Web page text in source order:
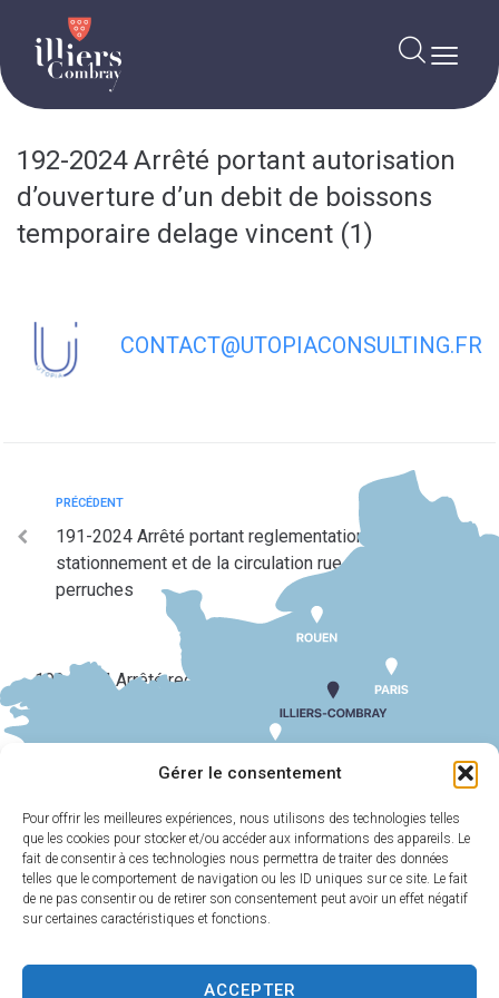
Gérer le consentement
Pour offrir les meilleures expériences, nous utilisons des technologies telles
que les cookies pour stocker et/ou accéder aux informations des appareils. Le
fait de consentir à ces technologies nous permettra de traiter des données
telles que le comportement de navigation ou les ID uniques sur ce site. Le fait
de ne pas consentir ou de retirer son consentement peut avoir un effet négatif
sur certaines caractéristiques et fonctions.
ACCEPTER
192-2024 Arrêté portant autorisation
d’ouverture d’un debit de boissons
temporaire delage vincent (1)
CONTACT@UTOPIACONSULTING.FR
PRÉCÉDENT
191-2024 Arrêté portant reglementation du
stationnement et de la circulation rue du breuil les
perruches
193-2024 Arrêté reglementant le stationnement et la
circulation rue philebert poulain docx2.
HORAIRES
D'OUVERTURE
Du lundi au
vendredi :9h00-
17h30
MAIRIE
D'ILLIERS-
COMBRAY
11 Rue Philebert
Poulain
Combray